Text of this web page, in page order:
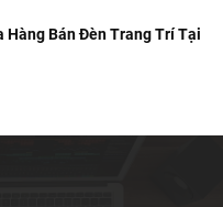
Hàng Bán Đèn Trang Trí Tại